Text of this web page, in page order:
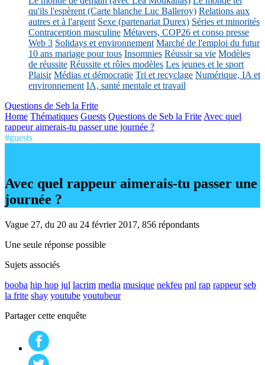
qu'ils l'espèrent (Carte blanche Luc Balleroy) Relations aux
autres et à l'argent Sexe (partenariat Durex) Séries et minorités
Contraception masculine Métavers, COP26 et conso presse
Web 3 Solidays et environnement Marché de l'emploi du futur
10 ans mariage pour tous Insomnies Réussir sa vie Modèles
de réussite Réussite et rôles modèles Les jeunes et le sport
Plaisir Médias et démocratie Tri et recyclage Numérique, IA et
environnement IA, santé mentale et travail
Questions de Seb la Frite
Home Thématiques Guests Questions de Seb la Frite Avec quel
rappeur aimerais-tu passer une journée ?
#guests
Avec quel rappeur aimerais-tu passer une
journée ?
Vague 27, du 20 au 24 février 2017, 856 répondants
Une seule réponse possible
Sujets associés
booba hip hop jul lacrim media musique nekfeu pnl rap rappeur seb
la frite shay youtube youtubeur
Partager cette enquête